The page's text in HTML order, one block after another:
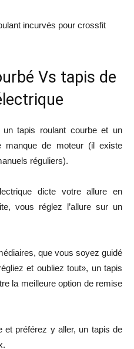
Vs tapis de
un tapis roulant courbe et un
manque de moteur (il existe
réguliers).
dicte votre allure en
vous réglez l’allure sur un
que vous soyez guidé
et oubliez tout», un tapis
la meilleure option de remise
et préférez y aller, un tapis de